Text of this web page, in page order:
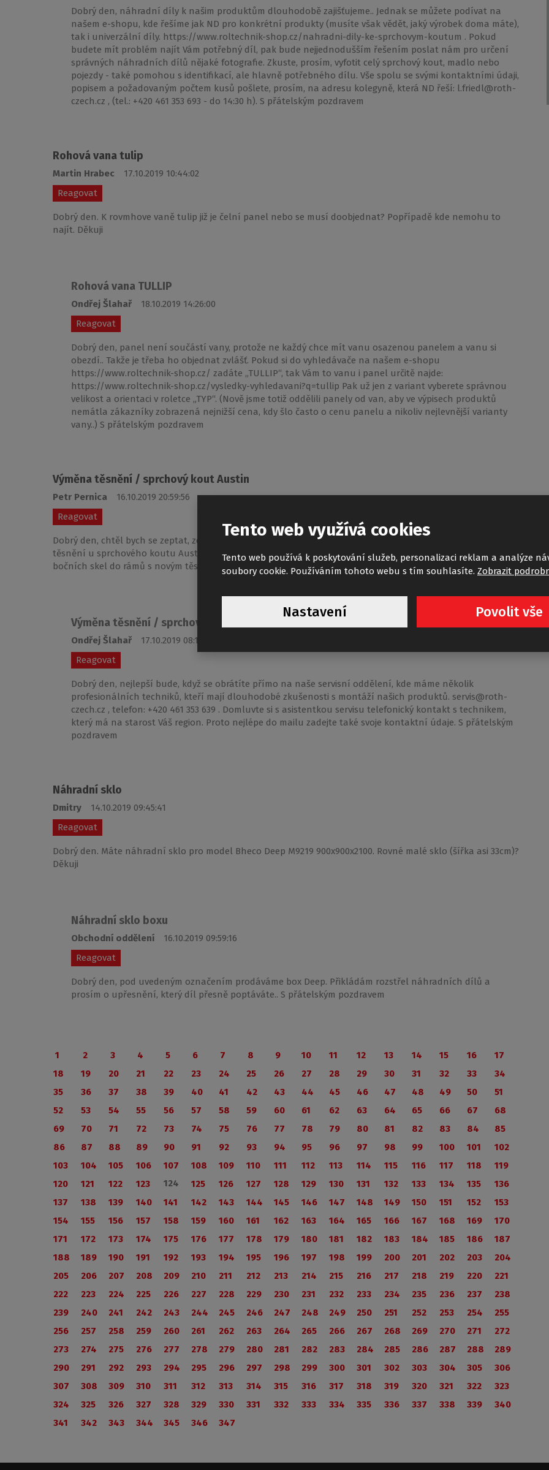
Dobrý den, náhradní díly k našim produktům dlouhodobě zajišťujeme.. Jednak se můžete podívat na
našem e-shopu, kde řešíme jak ND pro konkrétní produkty (musíte však vědět, jaký výrobek doma máte),
tak i univerzální díly. https://www.roltechnik-shop.cz/nahradni-dily-ke-sprchovym-koutum . Pokud
budete mít problém najít Vám potřebný díl, pak bude nejjednodušším řešením poslat nám pro určení
správných náhradních dílů nějaké fotografie. Zkuste, prosím, vyfotit celý sprchový kout, madlo nebo
pojezdy - také pomohou s identifikací, ale hlavně potřebného dílu. Vše spolu se svými kontaktními údaji,
popisem a požadovaným počtem kusů pošlete, prosím, na adresu kolegyně, která ND řeší: l.friedl@roth-
czech.cz , (tel.: +420 461 353 693 - do 14:30 h). S přátelským pozdravem
Rohová vana tulip
Martin Hrabec
17.10.2019 10:44:02
Reagovat
Dobrý den. K rovmhove vaně tulip již je čelní panel nebo se musí doobjednat? Popřípadě kde nemohu to
najít. Děkuji
Rohová vana TULLIP
Ondřej Šlahař
18.10.2019 14:26:00
Reagovat
Dobrý den, panel není součástí vany, protože ne každý chce mít vanu osazenou panelem a vanu si
obezdí.. Takže je třeba ho objednat zvlášť. Pokud si do vyhledávače na našem e-shopu
https://www.roltechnik-shop.cz/ zadáte „TULLIP“, tak Vám to vanu i panel určitě najde:
https://www.roltechnik-shop.cz/vysledky-vyhledavani?q=tullip Pak už jen z variant vyberete správnou
velikost a orientaci v roletce „TYP“. (Nově jsme totiž oddělili panely od van, aby ve výpisech produktů
nemátla zákazníky zobrazená nejnižší cena, kdy šlo často o cenu panelu a nikoliv nejlevnější varianty
vany..) S přátelským pozdravem
Výměna těsnění / sprchový kout Austin
Petr Pernica
16.10.2019 20:59:56
Reagovat
Dobrý den, chtěl bych se zeptat, zda je možno u Vás telefonicky projednat postup výměny svislého rámového
těsnění u sprchového koutu Austin. Potřeboval bych poradit s postupem zpětné instalace/montáže
bočních skel do rámů s novým těsněním. Děkuji předem za informaci.
Výměna těsnění / sprchový kout Austin
Ondřej Šlahař
17.10.2019 08:18:12
Reagovat
Dobrý den, nejlepší bude, když se obrátíte přímo na naše servisní oddělení, kde máme několik
profesionálních techniků, kteří mají dlouhodobé zkušenosti s montáží našich produktů. servis@roth-
czech.cz , telefon: +420 461 353 639 . Domluvte si s asistentkou servisu telefonický kontakt s technikem,
který má na starost Váš region. Proto nejlépe do mailu zadejte také svoje kontaktní údaje. S přátelským
pozdravem
Náhradní sklo
Dmitry
14.10.2019 09:45:41
Reagovat
Dobrý den. Máte náhradní sklo pro model Bheco Deep M9219 900x900x2100. Rovné malé sklo (šířka asi 33cm)?
Děkuji
Náhradní sklo boxu
Obchodní oddělení
16.10.2019 09:59:16
Reagovat
Dobrý den, pod uvedeným označením prodáváme box Deep. Přikládám rozstřel náhradních dílů a
prosím o upřesnění, který díl přesně poptáváte.. S přátelským pozdravem
1 2 3 4 5 6 7 8 9 10 11 12 13 14 15 16
17
18
19 20 21 22 23 24 25 26 27 28 29 30 31 32 33
34
35
36 37 38 39 40 41 42 43 44 45 46 47 48 49 50
51
52
53 54 55 56 57 58 59 60 61 62 63 64 65 66 67
68
69
70 71 72 73 74 75 76 77 78 79 80 81 82 83 84
85
86
87 88 89 90 91 92 93 94 95 96 97 98 99 100 101
102
103
104 105 106 107 108 109 110 111 112 113 114 115 116 117 118
119
120
121 122 123 124 125 126 127 128 129 130 131 132 133 134 135
136
137
138 139 140 141 142 143 144 145 146 147 148 149 150 151 152
153
154
155 156 157 158 159 160 161 162 163 164 165 166 167 168 169
170
171
172 173 174 175 176 177 178 179 180 181 182 183 184 185 186
187
188
189 190 191 192 193 194 195 196 197 198 199 200 201 202 203
204
205
206 207 208 209 210 211 212 213 214 215 216 217 218 219 220
221
222
223 224 225 226 227 228 229 230 231 232 233 234 235 236 237
238
239
240 241 242 243 244 245 246 247 248 249 250 251 252 253 254
255
256
257 258 259 260 261 262 263 264 265 266 267 268 269 270 271
272
273
274 275 276 277 278 279 280 281 282 283 284 285 286 287 288
289
290
291 292 293 294 295 296 297 298 299 300 301 302 303 304 305
306
307
308 309 310 311 312 313 314 315 316 317 318 319 320 321 322
323
324
325 326 327 328 329 330 331 332 333 334 335 336 337 338 339
340
341
342 343 344 345 346 347
Tento web využívá cookies
Tento web používá k poskytování služeb, personalizaci reklam a analýze
soubory cookie. Používáním tohoto webu s tím souhlasíte. Zobrazit
Nastavení Povolit vše